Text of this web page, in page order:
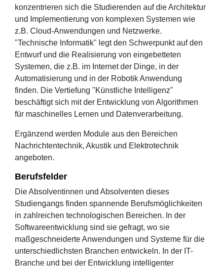
konzentrieren sich die Studierenden auf die Architektur
und Implementierung von komplexen Systemen wie
z.B. Cloud-Anwendungen und Netzwerke.
"Technische Informatik" legt den Schwerpunkt auf den
Entwurf und die Realisierung von eingebetteten
Systemen, die z.B. im Internet der Dinge, in der
Automatisierung und in der Robotik Anwendung
finden. Die Vertiefung "Künstliche Intelligenz"
beschäftigt sich mit der Entwicklung von Algorithmen
für maschinelles Lernen und Datenverarbeitung.
Ergänzend werden Module aus den Bereichen
Nachrichtentechnik, Akustik und Elektrotechnik
angeboten.
Berufsfelder
Die Absolventinnen und Absolventen dieses
Studiengangs finden spannende Berufsmöglichkeiten
in zahlreichen technologischen Bereichen. In der
Softwareentwicklung sind sie gefragt, wo sie
maßgeschneiderte Anwendungen und Systeme für die
unterschiedlichsten Branchen entwickeln. In der IT-
Branche und bei der Entwicklung intelligenter